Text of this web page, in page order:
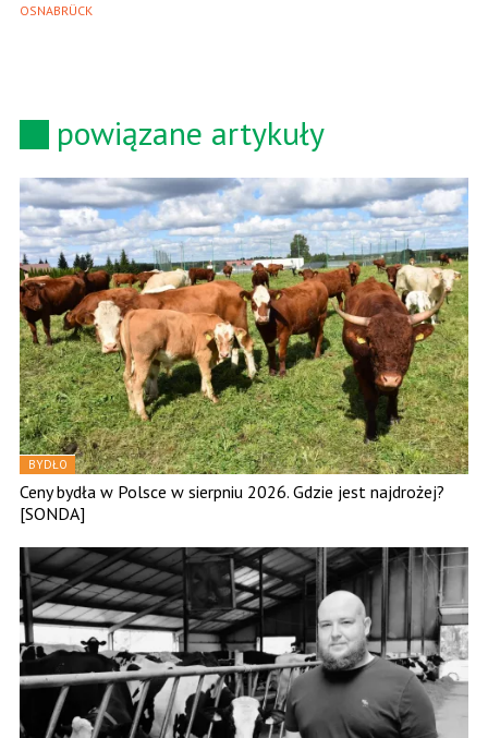
OSNABRÜCK
powiązane artykuły
BYDŁO
Ceny bydła w Polsce w sierpniu 2026. Gdzie jest najdrożej?
[SONDA]